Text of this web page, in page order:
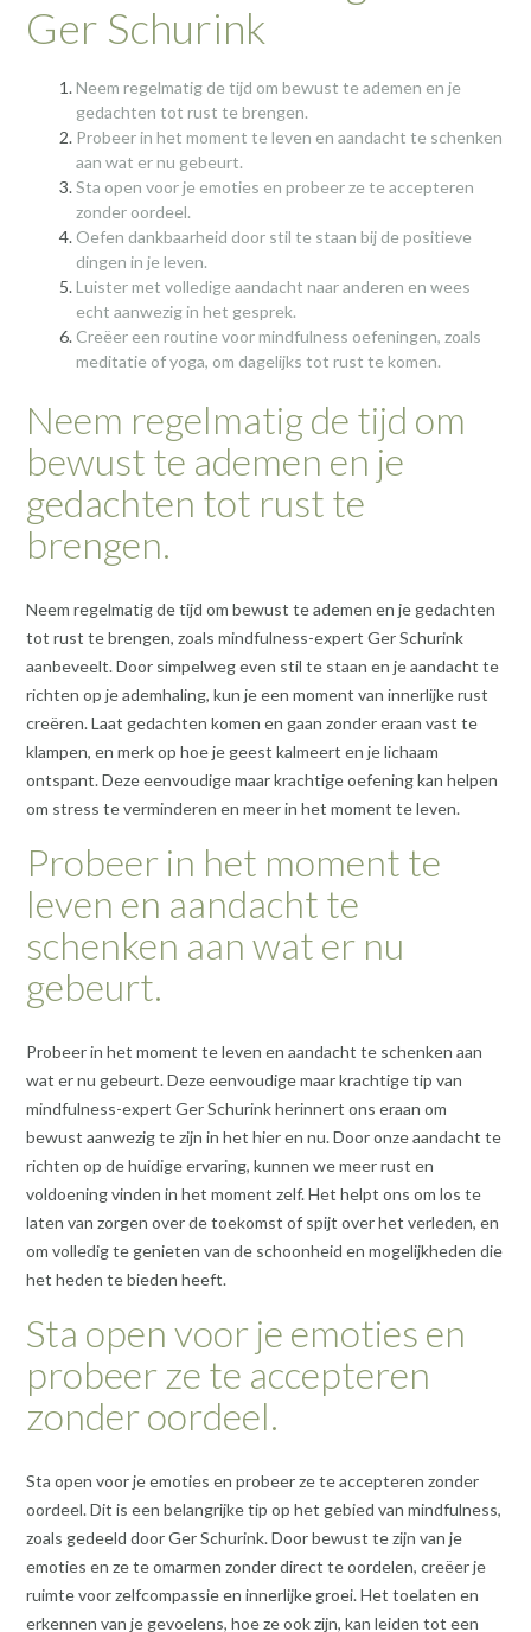
Ger Schurink
Neem regelmatig de tijd om bewust te ademen en je
gedachten tot rust te brengen.
Probeer in het moment te leven en aandacht te schenken
aan wat er nu gebeurt.
Sta open voor je emoties en probeer ze te accepteren
zonder oordeel.
Oefen dankbaarheid door stil te staan bij de positieve
dingen in je leven.
Luister met volledige aandacht naar anderen en wees
echt aanwezig in het gesprek.
Creëer een routine voor mindfulness oefeningen, zoals
meditatie of yoga, om dagelijks tot rust te komen.
Neem regelmatig de tijd om
bewust te ademen en je
gedachten tot rust te
brengen.
Neem regelmatig de tijd om bewust te ademen en je gedachten
tot rust te brengen, zoals mindfulness-expert Ger Schurink
aanbeveelt. Door simpelweg even stil te staan en je aandacht te
richten op je ademhaling, kun je een moment van innerlijke rust
creëren. Laat gedachten komen en gaan zonder eraan vast te
klampen, en merk op hoe je geest kalmeert en je lichaam
ontspant. Deze eenvoudige maar krachtige oefening kan helpen
om stress te verminderen en meer in het moment te leven.
Probeer in het moment te
leven en aandacht te
schenken aan wat er nu
gebeurt.
Probeer in het moment te leven en aandacht te schenken aan
wat er nu gebeurt. Deze eenvoudige maar krachtige tip van
mindfulness-expert Ger Schurink herinnert ons eraan om
bewust aanwezig te zijn in het hier en nu. Door onze aandacht te
richten op de huidige ervaring, kunnen we meer rust en
voldoening vinden in het moment zelf. Het helpt ons om los te
laten van zorgen over de toekomst of spijt over het verleden, en
om volledig te genieten van de schoonheid en mogelijkheden die
het heden te bieden heeft.
Sta open voor je emoties en
probeer ze te accepteren
zonder oordeel.
Sta open voor je emoties en probeer ze te accepteren zonder
oordeel. Dit is een belangrijke tip op het gebied van mindfulness,
zoals gedeeld door Ger Schurink. Door bewust te zijn van je
emoties en ze te omarmen zonder direct te oordelen, creëer je
ruimte voor zelfcompassie en innerlijke groei. Het toelaten en
erkennen van je gevoelens, hoe ze ook zijn, kan leiden tot een